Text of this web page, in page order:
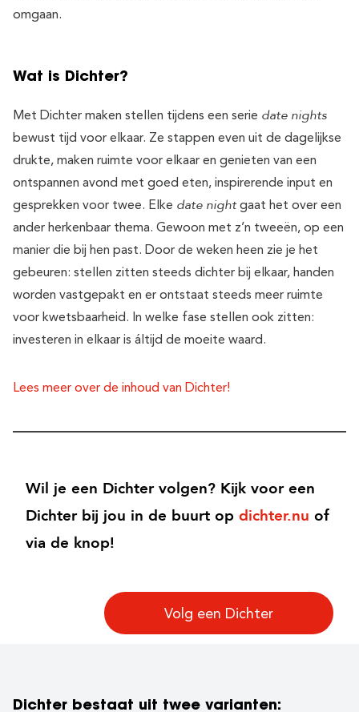
omgaan.
Wat is Dichter?
Met Dichter maken stellen tijdens een serie date nights
bewust tijd voor elkaar. Ze stappen even uit de dagelijkse
drukte, maken ruimte voor elkaar en genieten van een
ontspannen avond met goed eten, inspirerende input en
gesprekken voor twee. Elke date nightgaat het over een
ander herkenbaar thema. Gewoon met z’n tweeën, op een
manier die bij hen past. Door de weken heen zie je het
gebeuren: stellen zitten steeds dichter bij elkaar, handen
worden vastgepakt en er ontstaat steeds meer ruimte
voor kwetsbaarheid. In welke fase stellen ook zitten:
investeren in elkaar is áltijd de moeite waard.
Lees meer over de inhoud van Dichter!
Wil je een Dichter volgen? Kijk voor een
Dichter bij jou in de buurt op dichter.nu of
via de knop!
Volg een Dichter
Dichter bestaat uit twee varianten: